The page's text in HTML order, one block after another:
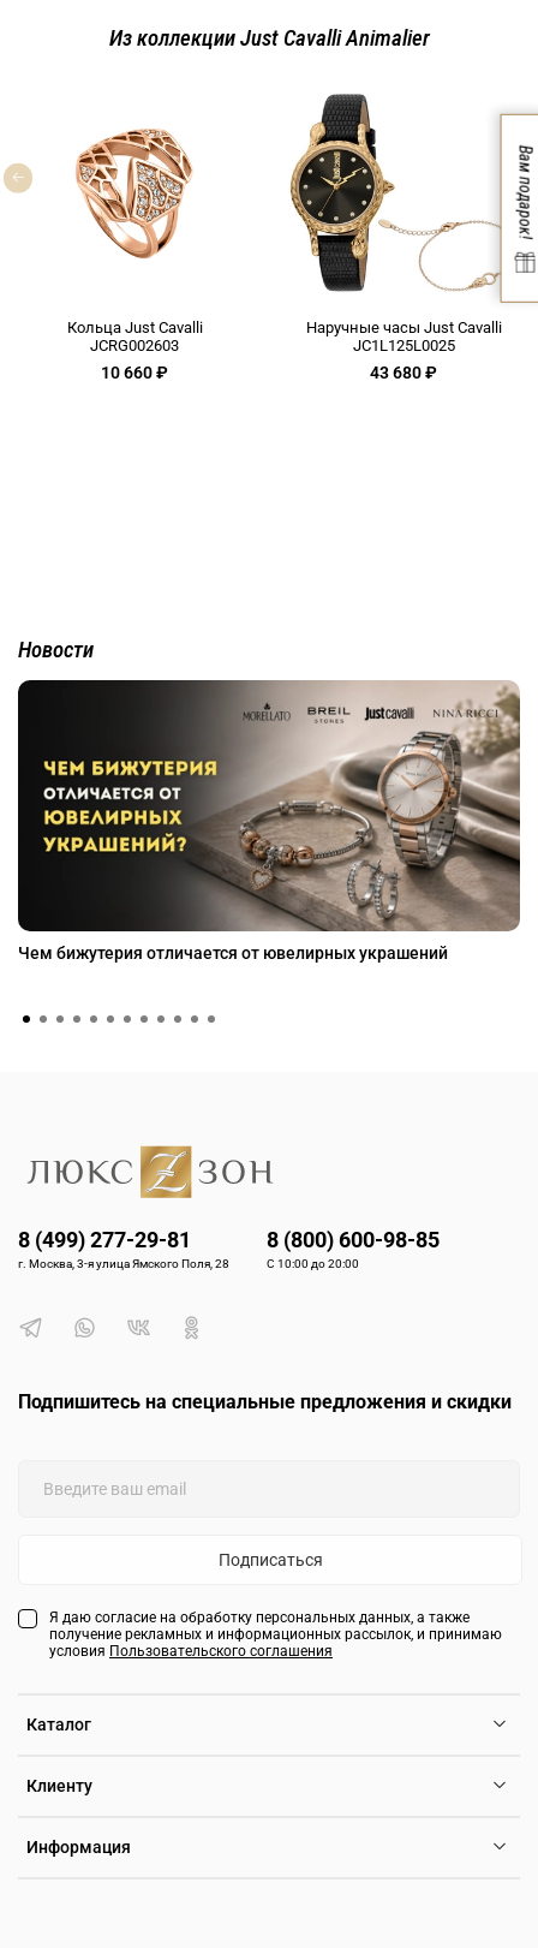
Из коллекции Just Cavalli Animalier
Кольца Just Cavalli
JCRG002603
10 660 ₽
Наручные часы Just Cavalli
JC1L125L0025
43 680 ₽
Новости
Чем бижутерия отличается от ювелирных украшений
Каталог
Клиенту
Информация
Подпишитесь на специальные предложения и скидки
Подписаться
Я даю согласие на обработку персональных данных, а также
получение рекламных и информационных рассылок, и принимаю
условия Пользовательского соглашения
8 (499) 277-29-81
г. Москва, 3-я улица Ямского Поля, 28
8 (800) 600-98-85
С 10:00 до 20:00
Вам подарок!